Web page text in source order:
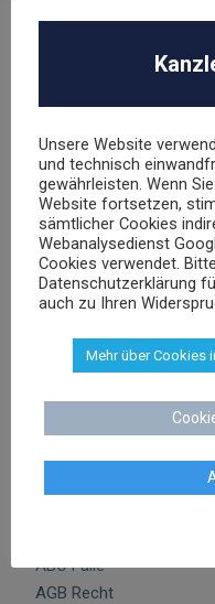
WEITERE FACHGEBIETE
ABO Falle
AGB Recht
Unsere Website
und technisch
gewährleisten. Wenn
Website fortsetzen,
sämtlicher Cookies
Webanalysedienst
Cookies verwendet.
Datenschutzerklärung
auch zu Ihren
Mehr über Cookies